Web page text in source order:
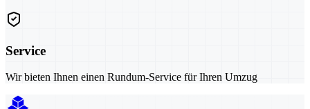
Service
Wir bieten Ihnen einen Rundum-Service für Ihren Umzug